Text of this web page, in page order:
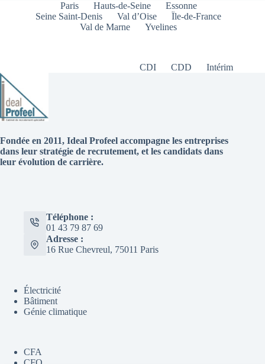
Paris Hauts-de-Seine
Essonne
Seine Saint-Denis
Val d’Oise
Ïle-de-France
Val de Marne
Yvelines
CDI CDD Intérim
Fondée en 2011, Ideal Profeel accompagne les entreprises
dans leur stratégie de recrutement, et les candidats dans
leur évolution de carrière.
Téléphone :
01 43 79 87 69
Adresse :
16 Rue Chevreul, 75011 Paris
Électricité
Bâtiment
Génie climatique
CFA